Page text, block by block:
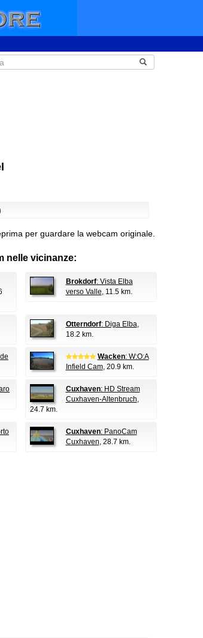
per guardare la webcam originale.
nelle vicinanze:
Brokdorf: Vista Elba
verso Valle, 11.5 km.
Otterndorf: Diga Elba,
18.2 km.
Wacken: W:O:A
Infield Cam, 20.9 km.
Cuxhaven: HD Stream
Cuxhaven-Altenbruch,
24.7 km.
Cuxhaven: PanoCam
Cuxhaven, 28.7 km.